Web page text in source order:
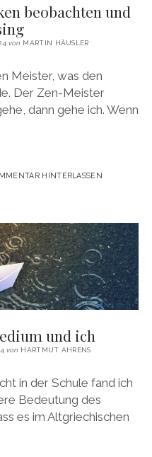
beobachten und
von MARTIN HÄUSLER
Meister, was den
Der Zen-Meister
dann gehe ich. Wenn
HINTERLASSEN
und ich
von HARTMUT AHRENS
in der Schule fand ich
Bedeutung des
es im Altgriechischen